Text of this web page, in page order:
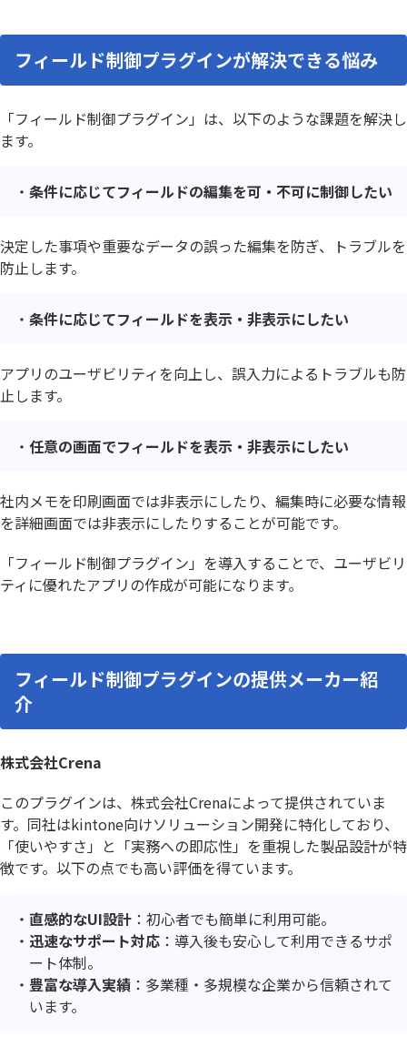
フィールド制御プラグインが解決できる悩み
「フィールド制御プラグイン」は、以下のような課題を解決し
ます。
条件に応じてフィールドの編集を可・不可に制御したい
決定した事項や重要なデータの誤った編集を防ぎ、トラブルを
防止します。
条件に応じてフィールドを表示・非表示にしたい
アプリのユーザビリティを向上し、誤入力によるトラブルも防
止します。
任意の画面でフィールドを表示・非表示にしたい
社内メモを印刷画面では非表示にしたり、編集時に必要な情報
を詳細画面では非表示にしたりすることが可能です。
「フィールド制御プラグイン」を導入することで、ユーザビリ
ティに優れたアプリの作成が可能になります。
フィールド制御プラグインの提供メーカー紹
介
株式会社Crena
このプラグインは、株式会社Crenaによって提供されていま
す。同社はkintone向けソリューション開発に特化しており、
「使いやすさ」と「実務への即応性」を重視した製品設計が特
徴です。以下の点でも高い評価を得ています。
直感的なUI設計 ：初心者でも簡単に利用可能。
迅速なサポート対応 ：導入後も安心して利用できるサポ
ート体制。
豊富な導入実績 ：多業種・多規模な企業から信頼されて
います。